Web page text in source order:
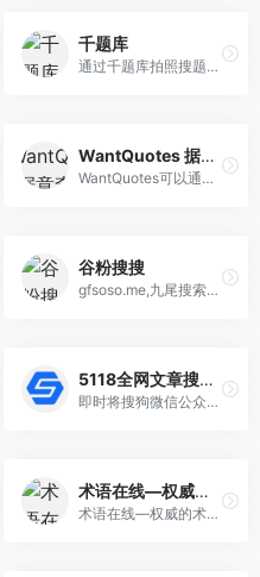
千题库
通过千题库拍照搜题，语音搜题，找答案, 让你的问题得到精准的解答
WantQuotes 据意查句
WantQuotes可以通过描述的意思来查找名句，包括名人名言、古诗词和文言文名句、谚语俗语歇后语等。WantQuotes基于最先进的人工智能算法实现，由清华大学自然语言处理实验室出品。
谷粉搜搜
gfsoso.me,九尾搜索：由谷粉搜搜团队开发，主要提供网页、学术文献、图片搜索，致力于打造一个有用，干净的搜索引擎。
5118全网文章搜索采集
即时将搜狗微信公众号文章,头条号,知乎,百家号搜索结果整合一个列表,让用户快速收集文章素材,支持导出
术语在线—权威的术语知识服务平台
术语在线—权威的术语知识服务平台